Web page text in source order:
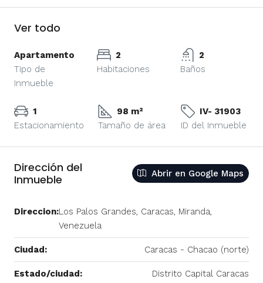
Ver todo
Apartamento
Tipo de
Inmueble
2
Habitaciones
2
Baños
1
Estacionamiento
98 m²
Tamaño de área
IV- 31903
ID del Inmueble
Dirección del
Inmueble
Abrir en Google Maps
Direccion:Los Palos Grandes, Caracas, Miranda,
Venezuela
Ciudad: Caracas - Chacao (norte)
Estado/ciudad: Distrito Capital Caracas